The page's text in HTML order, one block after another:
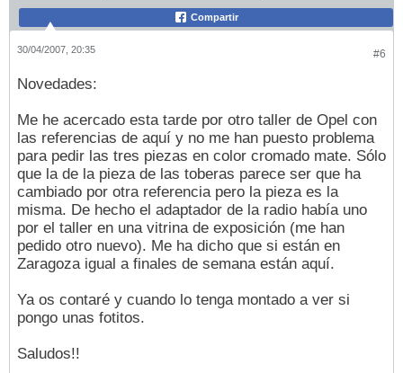
Compartir
#6
30/04/2007, 20:35
Novedades:
Me he acercado esta tarde por otro taller de Opel con
las referencias de aquí y no me han puesto problema
para pedir las tres piezas en color cromado mate. Sólo
que la de la pieza de las toberas parece ser que ha
cambiado por otra referencia pero la pieza es la
misma. De hecho el adaptador de la radio había uno
por el taller en una vitrina de exposición (me han
pedido otro nuevo). Me ha dicho que si están en
Zaragoza igual a finales de semana están aquí.
Ya os contaré y cuando lo tenga montado a ver si
pongo unas fotitos.
Saludos!!